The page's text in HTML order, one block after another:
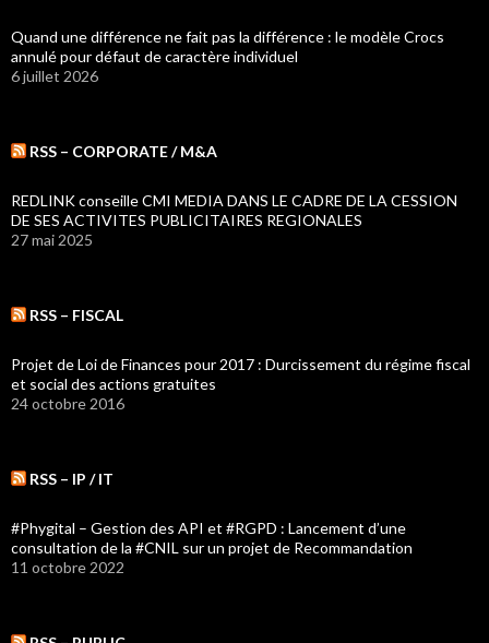
Quand une différence ne fait pas la différence : le modèle Crocs
annulé pour défaut de caractère individuel
6 juillet 2026
RSS – CORPORATE / M&A
REDLINK conseille CMI MEDIA DANS LE CADRE DE LA CESSION
DE SES ACTIVITES PUBLICITAIRES REGIONALES
27 mai 2025
RSS – FISCAL
Projet de Loi de Finances pour 2017 : Durcissement du régime fiscal
et social des actions gratuites
24 octobre 2016
RSS – IP / IT
#Phygital – Gestion des API et #RGPD : Lancement d’une
consultation de la #CNIL sur un projet de Recommandation
11 octobre 2022